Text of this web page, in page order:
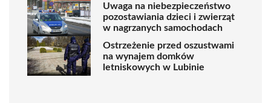
Uwaga na niebezpieczeństwo
pozostawiania dzieci i zwierząt
w nagrzanych samochodach
Ostrzeżenie przed oszustwami
na wynajem domków
letniskowych w Lubinie